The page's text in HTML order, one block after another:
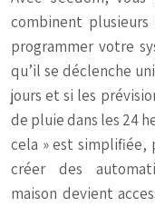
combinent plusieurs
programmer votre
qu’il se déclenche
jours et si les
de pluie dans les 24
cela » est
créer des
maison devient